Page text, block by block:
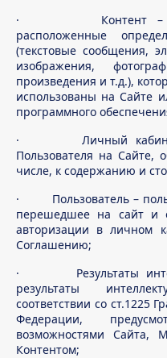
· Контент –
расположенные
(текстовые сообщения,
изображения,
произведения и т.д.),
использованы на Сайте
программного
· Личный кабинет –
Пользователя на Сайте,
числе, к содержанию и
· Пользователь –
перешедшее на сайт и
авторизации в личном
Соглашению;
· Результаты
результаты
соответствии со ст.1225
Федерации,
возможностями Сайта,
Контентом;